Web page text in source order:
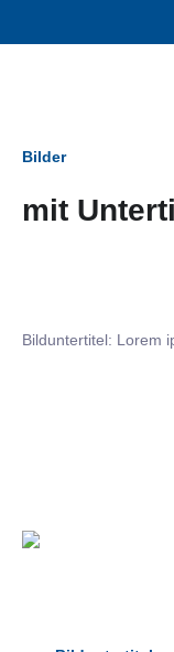
Bilder
mit
Bilduntertitel: Lorem